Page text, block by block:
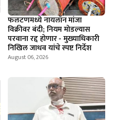
फलटणमध्ये नायलॉन मांजा
विक्रीवर बंदी; नियम मोडल्यास
परवाना रद्द होणार - मुख्याधिकारी
निखिल जाधव यांचे स्पष्ट निर्देश
August 06, 2026